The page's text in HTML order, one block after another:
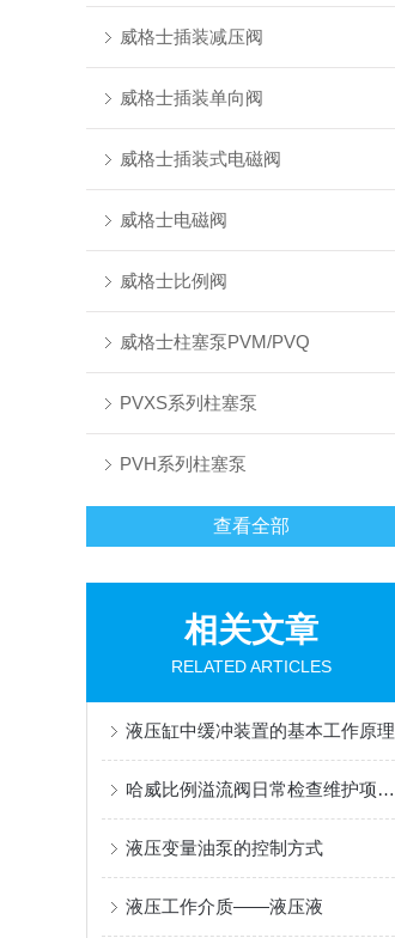
威格士插装减压阀
威格士插装单向阀
威格士插装式电磁阀
威格士电磁阀
威格士比例阀
威格士柱塞泵PVM/PVQ
PVXS系列柱塞泵
PVH系列柱塞泵
查看全部
相关文章
RELATED ARTICLES
液压缸中缓冲装置的基本工作原理
哈威比例溢流阀日常检查维护项目有什么？
液压变量油泵的控制方式
液压工作介质——液压液